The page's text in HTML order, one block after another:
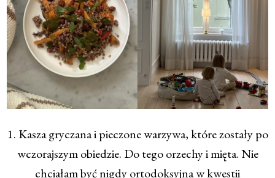
1. Kasza gryczana i pieczone warzywa, które zostały po
wczorajszym obiedzie. Do tego orzechy i mięta. Nie
chciałam być nigdy ortodoksyjna w kwestii